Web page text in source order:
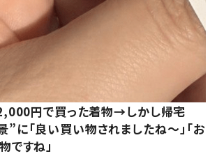
円で買った着物→しかし帰宅
に「良い買い物されましたね～」「お
ですね」